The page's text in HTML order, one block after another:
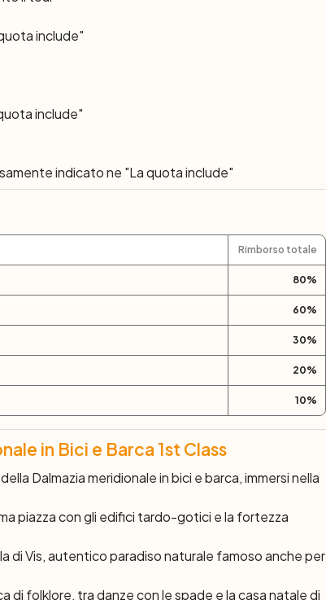
out entro le 09.00. Partenza individuale.
include"
include"
indicato ne "La quota include"
Rimborso totale
80%
60%
30%
20%
10%
in Bici e Barca 1st Class
Dalmazia meridionale in bici e barca, immersi nella
piazza con gli edifici tardo-gotici e la fortezza
di Vis, autentico paradiso naturale famoso anche per
di folklore, tra danze con le spade e la casa natale di